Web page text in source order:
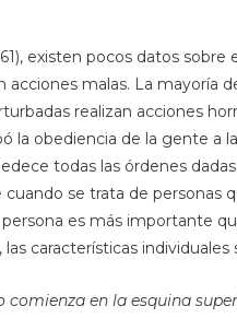
existen pocos datos
acciones malas. La mayoría
realizan acciones
la obediencia de la gente a
todas las órdenes
se trata de personas
es más importante
las características
comienza en la esquina